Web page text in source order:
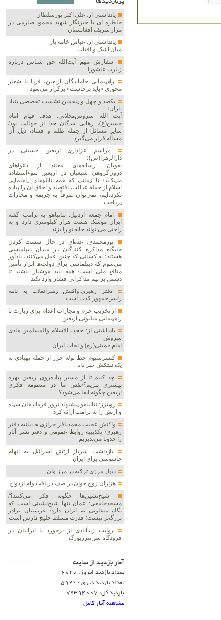
پربازديدها
یادداشتی از: علی اکبر پورسلطان
خاطره ای با خبرنگار شهید محمود صارمی در
مزار شریف افغانستان
یادداشتی از: عباس خامه یار
میان اشک و آفتاب…
سفارش مهم آیت‌الله حق شناس درباره
زیارت عاشورا
راهپیمایی جاماندگان اربعین، فردا با شعار
محوری «باید برخاست» برگزار می‌شود
یکصد و چهل و پنجمین نشست تخصصی بنیاد
باران؛
آیت الله سروش‌محلاتی: هدف قیام امام
حسین(ع)، رهایی بندگان خدا از جهالت بود/
سایر مسائل از جمله ظلم و فساد، ذیل آن
مسأله قرار می‌گیرد
مراسم عزاداری اربعین حسینی در
دارالزهرا(س)؛
نقویان: رسانه‌های معاند از دعواهای
درون‌گروهی شیعیان در اربعین سوءاستفاده
می‌کنند/ تا زمانی که همه تابلوهای راهنمایی
اسلام از جمله عدالت، اقتصاد و اخلاق آن را پیاده
نکرده‌ایم، نمی‌توان صرفاً به جریمه و مجازات
پرداخت
امام جمعه اردبیل: نتانیاهو به ترامپ گفته
ایران موشک هشت هزار کیلومتری دارد و به
راحتی می تواند خانه تو را بزند
پورمحمدی: عده‌ای در حال سست کردن
جایگاه مذاکره کنندگان در میدان دیپلماسی
هستند؛ به کسانی که چنین عمل می‌کنند، یادآور
می‌شوم که دیپلماسی برای دولت‌ها ابزار تأمین
منافع ملی است/ همه باید هوشیار باشند تا
دشمن بر تیم مذاکراتی فشار وارد نکند
دفتر رهبری:واکنش رهبرانقلاب به نامه
رئیس‌جمهور کذب است
از تخریب حرم و مجازات اعدام برای زیارت تا
راهپیمایی میلیونی اربعین
یادداشتی از: حجت الاسلام والمسلمین هادی
سروش
امام خمینی(ره) و نجات ایران
کنسرسیوم خط لوله خزر از حمله پهپادی به
یک نفتکش خبر داد
چه کنیم تا از مسیر پیاده‌روی اربعین بهره
بیشتری ببریم؟/نقش ما در منظومه فکری
اربعین چگونه ایفا می‌شود؟
رویترز: نتانیاهو پیشنهاد ترور فرماندهان سپاه
و ارتش را به ترامپ ارائه کرد
واکنش عجیب محمدباقر خرازی به بیانیه دفتر
رهبری/ تکذیبیه روابط عمومی و دفتر نشر آثار
را حدوثا می‌پذیریم
بازداشت سرباز ارتش اسرائیل به اتهام
جاسوسی برای ایران
دیوار مرزی ترکیه در مرز وان
هزاران زوج‌ جوان در صف دریافت وام ازدواج
شیخ‌نشین‌ها چگونه فکر می‌کنند؟/
مسجدجامعی: عمان تنها شیخ‌نشینی است که
نگاه متفاوتی به ایران دارد/ عربستان برادر
بزرگ‌تر نیست؛ قدرت مسلط خلیج فارس است
روایت زیدآبادی از برخورد با ایرانیان در
فرودگاه سن‌پترزبورگ
آمار بازديد از سايت
تعداد بازدید امروز: 6020
تعداد بازدید دیروز: 5922
بازدید کل: 79394007
مشاهده آمار کامل